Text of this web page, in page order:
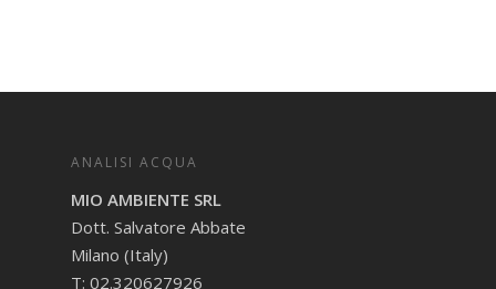
ANALISI ACQUA
MIO AMBIENTE SRL
Dott. Salvatore Abbate
Milano (Italy)
T: 02.320627926